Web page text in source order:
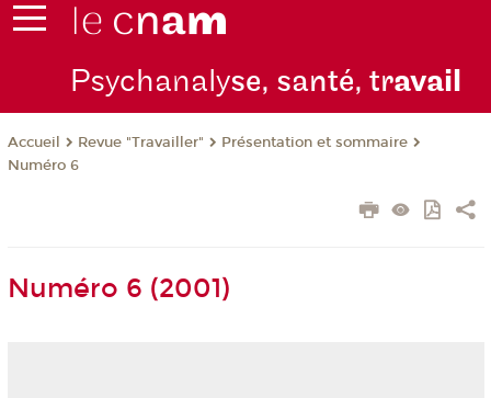
Psychanalyse, santé, travail
Accueil Revue "Travailler"
Présentation et sommaire
Numéro 6
Numéro 6 (2001)